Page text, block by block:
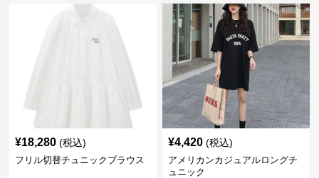
¥18,280 (税込)
フリル切替チュニックブラウス
¥4,420 (税込)
アメリカンカジュアルロングチ
ュニック